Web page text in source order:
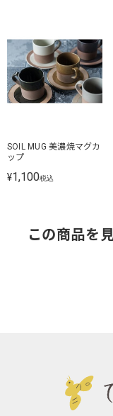
SOIL MUG 美濃焼マグカ
ップ
¥1,100税込
この商品を